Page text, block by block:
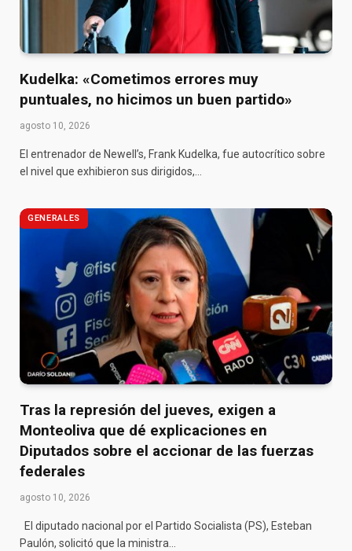
Kudelka: «Cometimos errores muy
puntuales, no hicimos un buen partido»
agosto 10, 2026
El entrenador de Newell’s, Frank Kudelka, fue autocrítico sobre
el nivel que exhibieron sus dirigidos,…
GENERALES
Tras la represión del jueves, exigen a
Monteoliva que dé explicaciones en
Diputados sobre el accionar de las fuerzas
federales
agosto 10, 2026
El diputado nacional por el Partido Socialista (PS), Esteban
Paulón, solicitó que la ministra…